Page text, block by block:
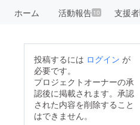
ホーム 活動報告10 支援者
投稿するには ログイン が
必要です。
プロジェクトオーナーの承
認後に掲載されます。承認
された内容を削除すること
はできません。